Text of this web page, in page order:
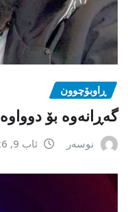
ڕاوبۆچوون
گەڕانەوە بۆ دوواوە
نوسەر ئاب 9, 2026